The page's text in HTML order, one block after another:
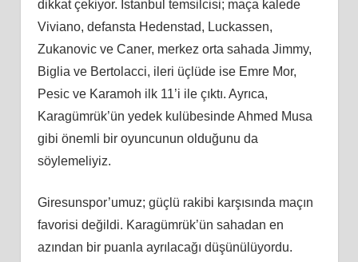
dikkat çekiyor. İstanbul temsilcisi; maça kalede
Viviano, defansta Hedenstad, Luckassen,
Zukanovic ve Caner, merkez orta sahada Jimmy,
Biglia ve Bertolacci, ileri üçlüde ise Emre Mor,
Pesic ve Karamoh ilk 11’i ile çıktı. Ayrıca,
Karagümrük’ün yedek kulübesinde Ahmed Musa
gibi önemli bir oyuncunun olduğunu da
söylemeliyiz.
Giresunspor’umuz; güçlü rakibi karşısında maçın
favorisi değildi. Karagümrük’ün sahadan en
azından bir puanla ayrılacağı düşünülüyordu.